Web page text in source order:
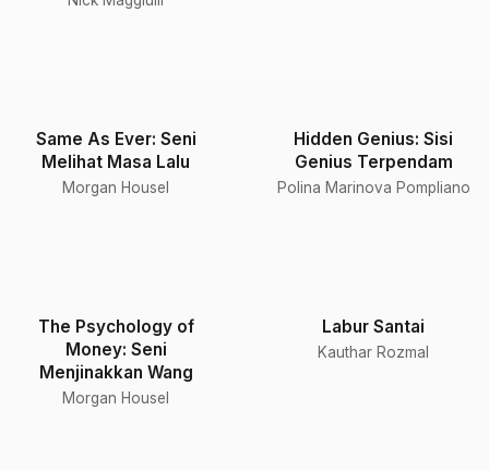
Same As Ever: Seni
Melihat Masa Lalu
Morgan Housel
Hidden Genius: Sisi
Genius Terpendam
Polina Marinova Pompliano
The Psychology of
Money: Seni
Menjinakkan Wang
Morgan Housel
Labur Santai
Kauthar Rozmal